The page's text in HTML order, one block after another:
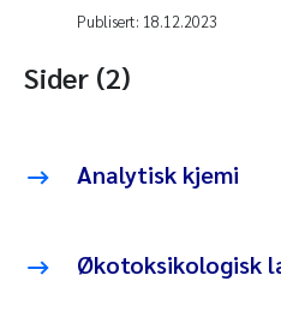
Publisert: 18.12.2023
Sider (2)
Analytisk kjemi
Økotoksikologisk